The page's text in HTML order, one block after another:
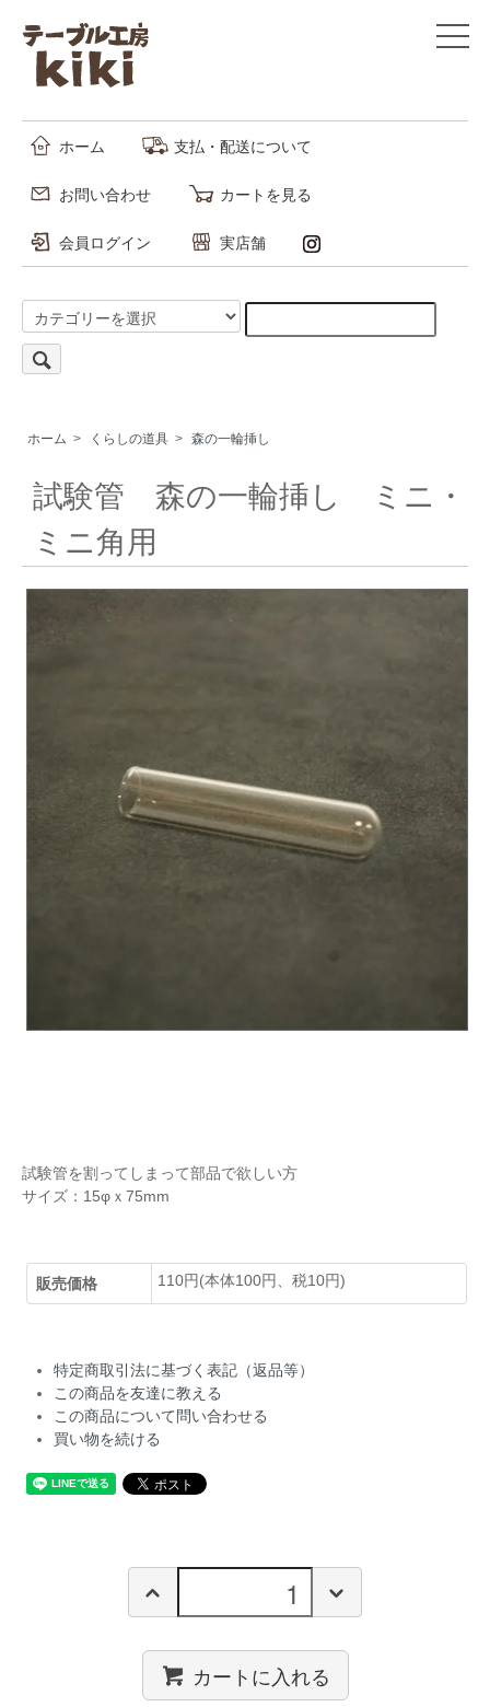
ホーム 支払・配送について
お問い合わせ カートを見る
会員ログイン 実店舗
ホーム > くらしの道具 > 森の一輪挿し
試験管 森の一輪挿し ミニ・
ミニ角用
試験管を割ってしまって部品で欲しい方
サイズ：15φｘ75mm
販売価格 110円(本体100円、税10円)
特定商取引法に基づく表記（返品等）
この商品を友達に教える
この商品について問い合わせる
買い物を続ける
カートに入れる